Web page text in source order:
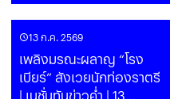
| PART
13 ก.ค. 2569
เพลิงมรณะผลาญ “โรง
เบียร์” สังเวยนักท่องราตรี